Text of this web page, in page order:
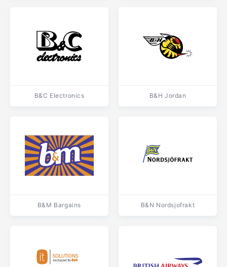
B&C Electronics B&H Jordan
B&M Bargains B&N Nordsjofrakt